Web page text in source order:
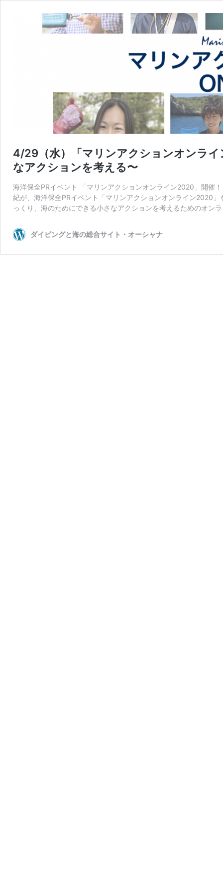
4/29（水）「マリンアクションオンラ
なアクションを考える〜
海洋保全PRイベント 「マリンアクションオンライン2020」開
紀が、海洋保全PRイベント「マリンアクションオンライン2020
っくり、海のためにできる小さなアクションを考えるためのオン
ダイビングと海の総合サイト・オーシャナ